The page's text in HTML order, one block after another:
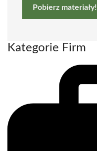
Pobierz materiały!
Kategorie Firm